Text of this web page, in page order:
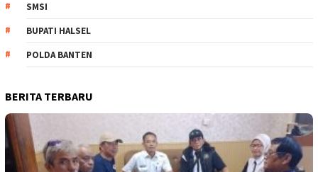
SMSI
BUPATI HALSEL
POLDA BANTEN
BERITA TERBARU